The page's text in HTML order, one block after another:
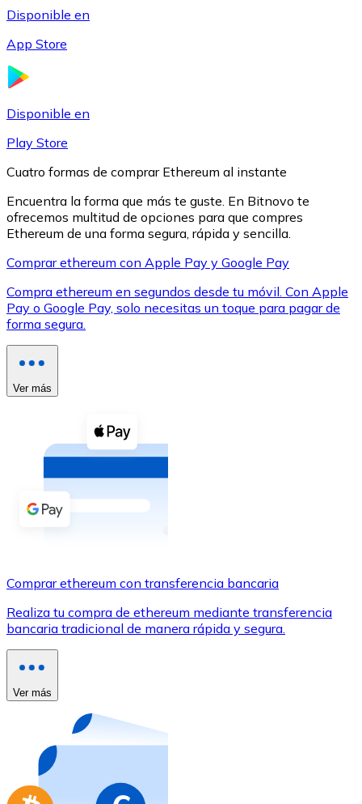
Litecoin
LTC
Ver todo
Compra criptomonedas con efectivo en tu tienda más
Comprar con efectivo
Transferencia SEPA
Añade fondos a tu cuenta Bitnovo o realiza compras
Comprar con Transferencia
Utiliza tarjetas Visa y Mastercard para comprar
Comprar con tarjeta
Tienda - Tarjetas regalo
Nuevo
Compra tarjetas regalo de tus marcas favoritas con
Ir a la tienda de tarjetas regalo
Disponible en
App Store
Disponible en
Play Store
Cuatro formas de comprar Ethereum al instante
Encuentra la forma que más te guste. En Bitnovo te
ofrecemos multitud de opciones para que compres
Ethereum de una forma segura, rápida y sencilla.
Comprar ethereum con Apple Pay y Google Pay
Compra ethereum en segundos desde tu móvil. Con Apple
Pay o Google Pay, solo necesitas un toque para pagar de
forma segura.
Ver más
Comprar ethereum con transferencia bancaria
Realiza tu compra de ethereum mediante transferencia
bancaria tradicional de manera rápida y segura.
Ver más